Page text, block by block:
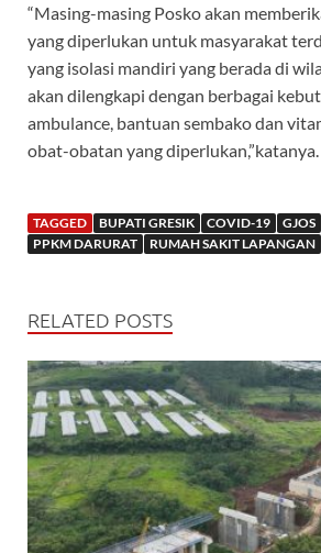
“Masing-masing Posko akan
yang diperlukan untuk masyarakat
yang isolasi mandiri yang berada di
akan dilengkapi dengan berbagai
ambulance, bantuan sembako dan
obat-obatan yang diperlukan,”katanya.
TAGGED BUPATI GRESIK COVID-19 GJOS
PPKM DARURAT
RUMAH SAKIT LAPANGAN
RELATED POSTS